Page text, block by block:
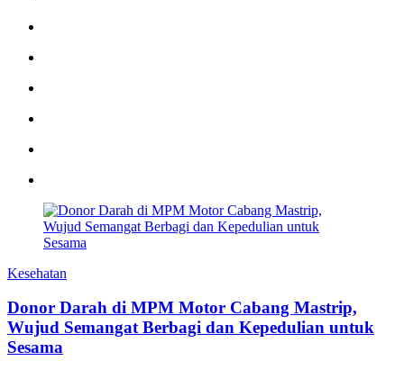
Kesehatan
Donor Darah di MPM Motor Cabang Mastrip,
Wujud Semangat Berbagi dan Kepedulian untuk
Sesama